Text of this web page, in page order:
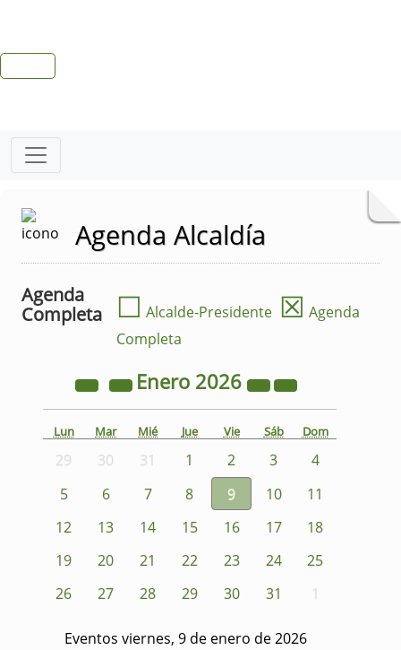
Agenda Alcaldía
Agenda
Completa
☐ Alcalde-Presidente ☒ Agenda
Completa
Enero 2026
Lun Mar Mié Jue Vie Sáb Dom
29 30 31 1 2 3
4
5
6 7 8 9 10
11
12
13 14 15 16 17
18
19
20 21 22 23 24
25
26
27 28 29 30 31 1
Eventos viernes, 9 de enero de 2026